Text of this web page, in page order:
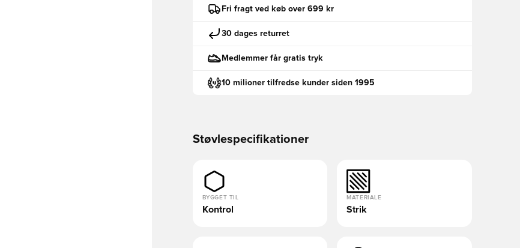
Fri fragt ved køb over 699 kr
30 dages returret
Medlemmer får gratis tryk
10 milioner tilfredse kunder siden 1995
Støvlespecifikationer
BYGGET TIL
Kontrol
MATERIALE
Strik